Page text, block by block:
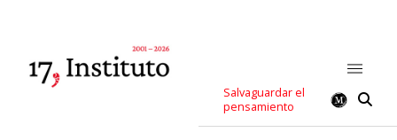
Salvaguardar el
pensamiento